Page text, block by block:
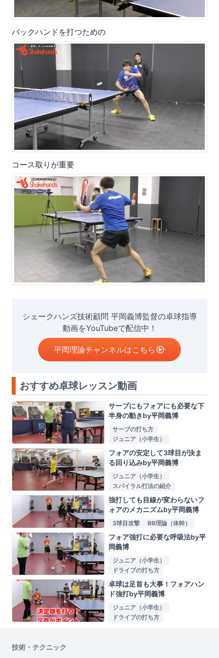
バックハンドを打つための
コース取りが重要
シェークハンズ技術顧問 平岡義博監督の卓球指導
動画をYouTubeで配信中！
平岡理論チャンネルはこちら
おすすめ卓球レッスン動画
サーブにもフォアにも必要な下
半身の動きby平岡義博
サーブの打ち方
ジュニア（小学生）
フォアの安定して3球目が決ま
る回り込みby平岡義博
ジュニア（小学生）
スパイラル打法の紹介
強打しても目線が変わらないフ
ォアのメカニズムby平岡義博
3球目攻撃 BB理論（体幹）
フォア強打に必要な呼吸法by平
岡義博
ジュニア（小学生）
ドライブの打ち方
卓球は足首も大事！フォアハン
ド強打by平岡義博
ジュニア（小学生）
ドライブの打ち方
技術・テクニック